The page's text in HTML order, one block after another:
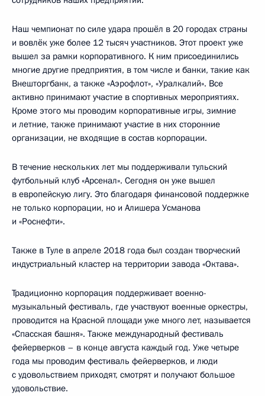
Наш чемпионат по силе удара прошёл в 20 городах страны
и вовлёк уже более 12 тысяч участников. Этот проект уже
вышел за рамки корпоративного. К ним присоединились
многие другие предприятия, в том числе и банки, такие как
Внешторгбанк, а также «Аэрофлот», «Уралкалий». Все
активно принимают участие в спортивных мероприятиях.
Кроме этого мы проводим корпоративные игры, зимние
и летние, также принимают участие в них сторонние
организации, не входящие в состав корпорации.
В течение нескольких лет мы поддерживали тульский
футбольный клуб «Арсенал». Сегодня он уже вышел
в европейскую лигу. Это благодаря финансовой поддержке
не только корпорации, но и Алишера Усманова
и «Роснефти».
Также в Туле в апреле 2018 года был создан творческий
индустриальный кластер на территории завода «Октава».
Традиционно корпорация поддерживает военно-
музыкальный фестиваль, где участвуют военные оркестры,
проводится на Красной площади уже много лет, называется
«Спасская башня». Также международный фестиваль
фейерверков – в конце августа каждый год. Уже четыре
года мы проводим фестиваль фейерверков, и люди
с удовольствием приходят, смотрят и получают большое
удовольствие.